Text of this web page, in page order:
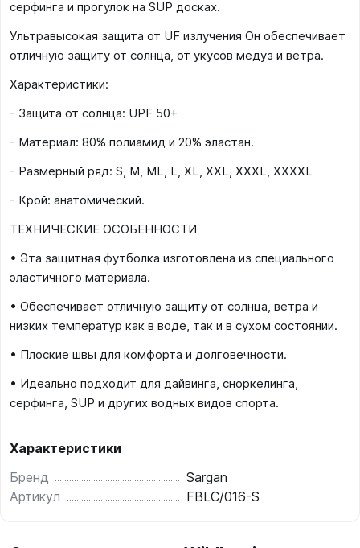
серфинга и прогулок на SUP досках.
Ультравысокая защита от UF излучения Он обеспечивает
отличную защиту от солнца, от укусов медуз и ветра.
Характеристики:
- Защита от солнца: UPF 50+
- Материал: 80% полиамид и 20% эластан.
- Размерный ряд: S, M, ML, L, XL, XXL, XXXL, XXXXL
- Крой: анатомический.
ТЕХНИЧЕСКИЕ ОСОБЕННОСТИ
• Эта защитная футболка изготовлена из специального
эластичного материала.
• Обеспечивает отличную защиту от солнца, ветра и
низких температур как в воде, так и в сухом состоянии.
• Плоские швы для комфорта и долговечности.
• Идеально подходит для дайвинга, сноркелинга,
серфинга, SUP и других водных видов спорта.
Характеристики
Бренд
Sargan
Артикул
FBLC/016-S